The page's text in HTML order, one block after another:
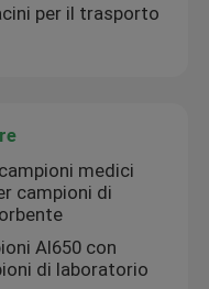
per il trasporto
medici
campioni di
AI650 con
di laboratorio